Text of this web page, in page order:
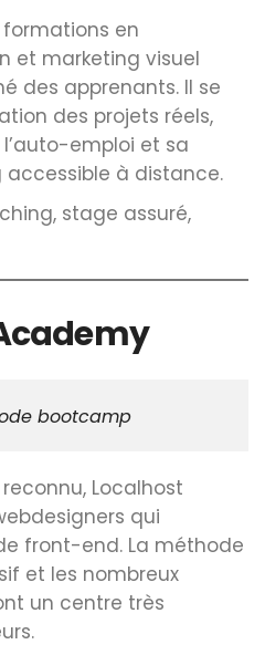
formations en
et marketing visuel
des apprenants. Il se
des projets réels,
emploi et sa
à distance.
stage assuré,
bootcamp
Localhost
qui
front-end. La méthode
et les nombreux
un centre très